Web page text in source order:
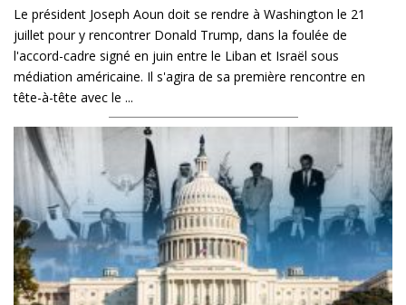
Le président Joseph Aoun doit se rendre à Washington le 21
juillet pour y rencontrer Donald Trump, dans la foulée de
l'accord-cadre signé en juin entre le Liban et Israël sous
médiation américaine. Il s'agira de sa première rencontre en
tête-à-tête avec le ...